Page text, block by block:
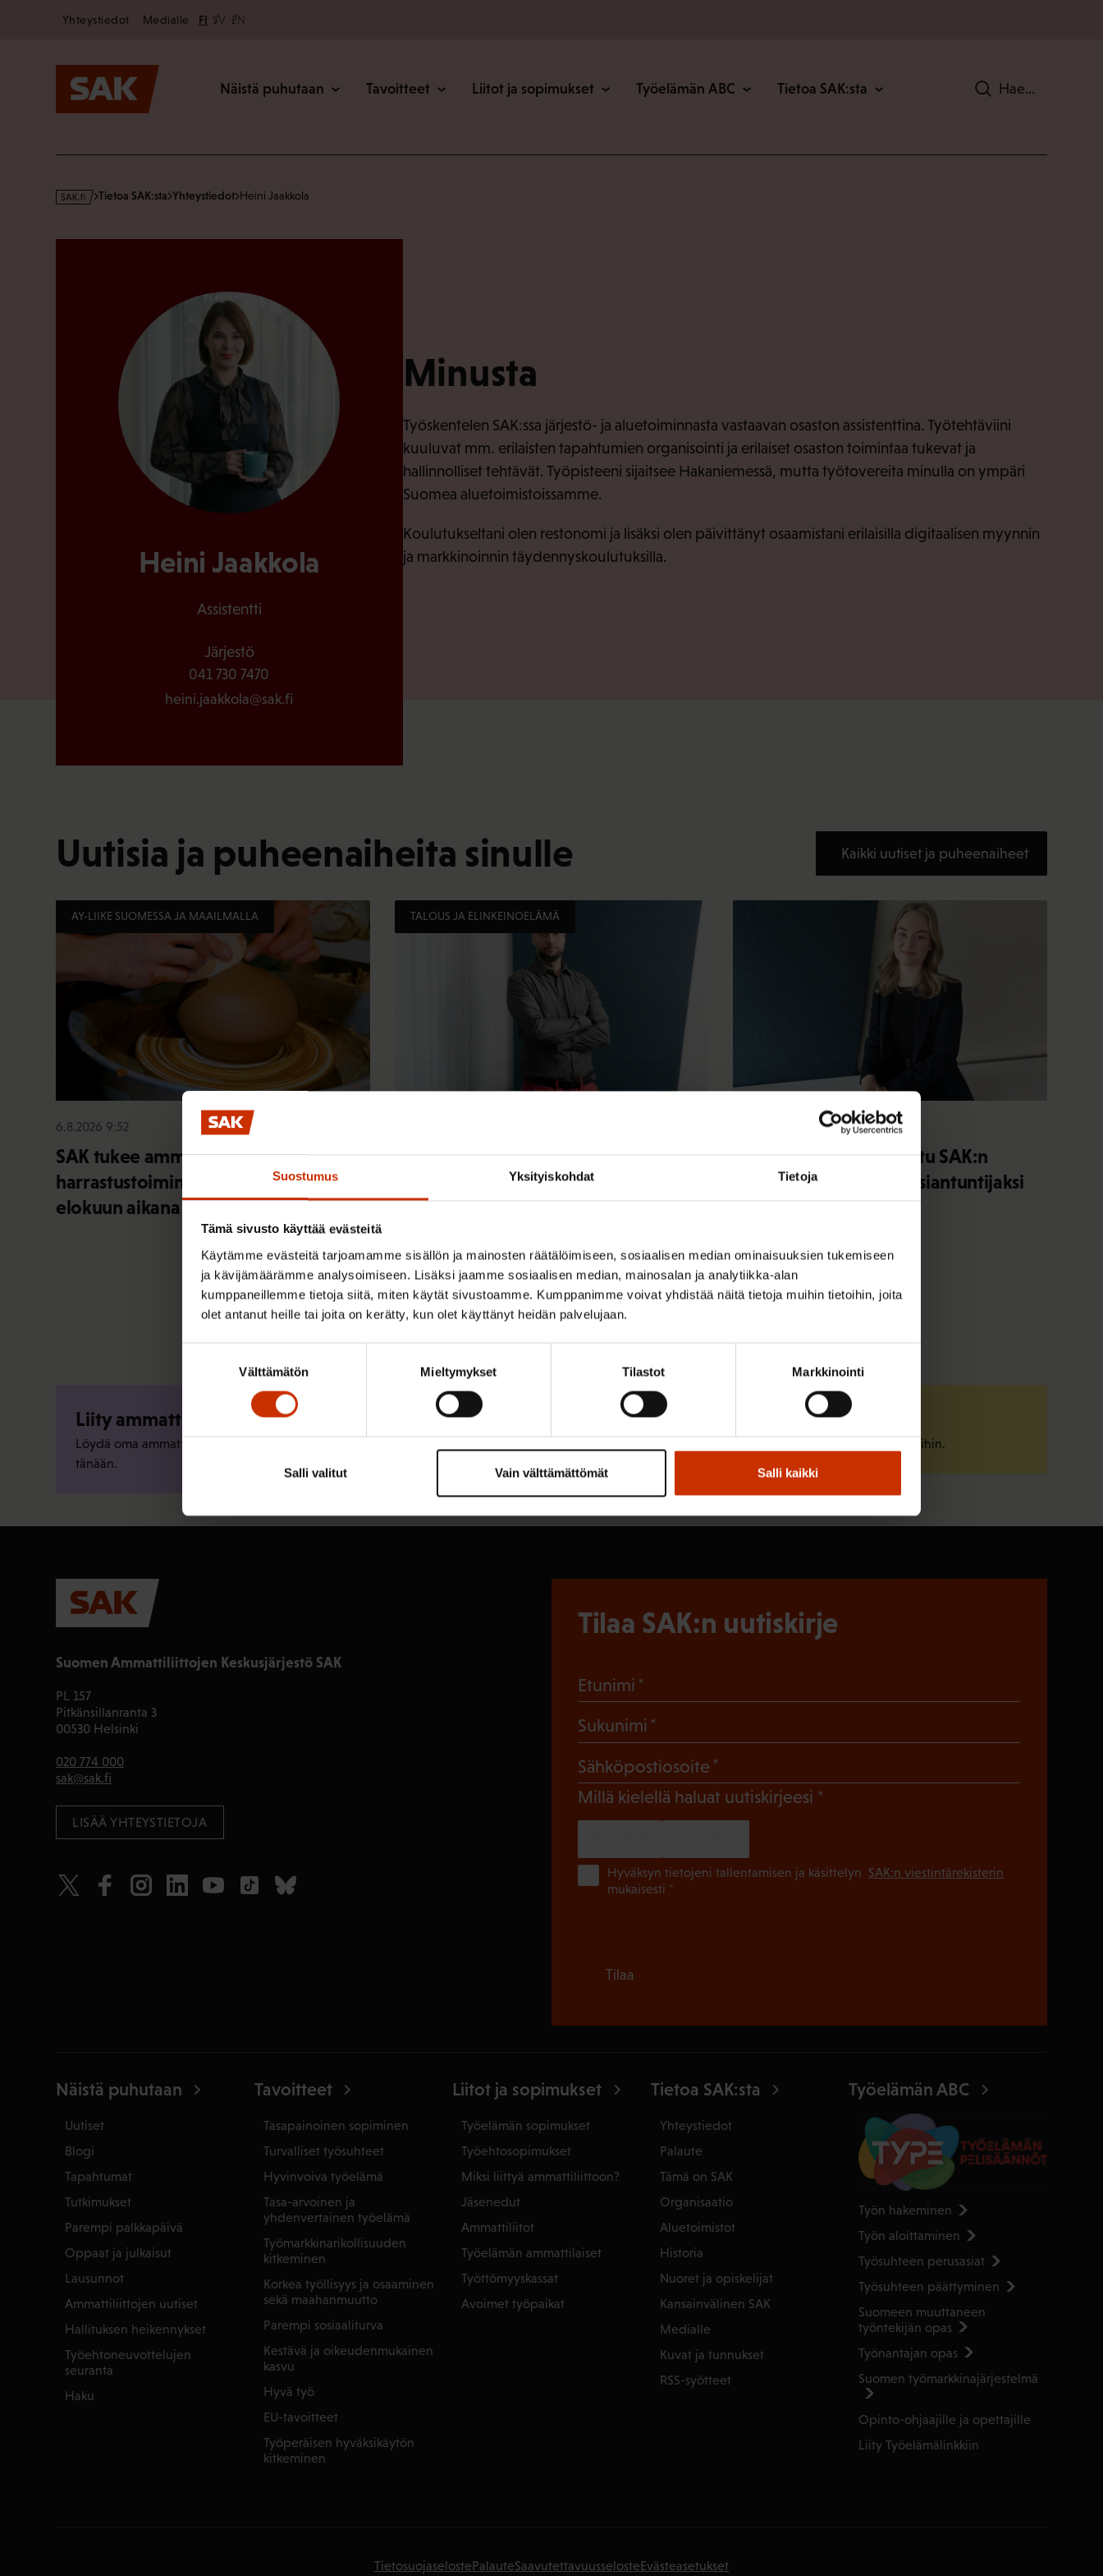
Suostumus Yksityiskohdat Tietoja
Tämä sivusto käyttää evästeitä
Käytämme evästeitä tarjoamamme sisällön ja mainosten räätälöimiseen, sosiaalisen median ominaisuuksien tukemiseen
ja kävijämäärämme analysoimiseen. Lisäksi jaamme sosiaalisen median, mainosalan ja analytiikka-alan
kumppaneillemme tietoja siitä, miten käytät sivustoamme. Kumppanimme voivat yhdistää näitä tietoja muihin tietoihin, joita
olet antanut heille tai joita on kerätty, kun olet käyttänyt heidän palvelujaan.
Välttämätön Mieltymykset Tilastot Markkinointi
Vain välttämättömät
Salli valitut Salli kaikki
Secondary
Yhteystiedot Medialle FI SV EN
Näistä puhutaan Tavoitteet Liitot ja sopimukset Työelämän ABC Tietoa SAK:sta Hae
s
Tietoa SAK:sta Yhteystiedot Heini Jaakkola
Heini Jaakkola
Assistentti
Järjestö
041 730 7470
heini.jaakkola@sak.fi
Minusta
Työskentelen SAK:ssa järjestö- ja aluetoiminnasta vastaavan osaston assistenttina. Työtehtäviini
kuuluvat mm. erilaisten tapahtumien organisointi ja erilaiset osaston toimintaa tukevat ja
hallinnolliset tehtävät. Työpisteeni sijaitsee Hakaniemessä, mutta työtovereita minulla on ympäri
Suomea aluetoimistoissamme.
Koulutukseltani olen restonomi ja lisäksi olen päivittänyt osaamistani erilaisilla digitaalisen myynnin
ja markkinoinnin täydennyskoulutuksilla.
Uutisia ja puheenaiheita sinulle Kaikki uutiset ja puheenaiheet
AY-LIIKE SUOMESSA JA MAAILMALLA
6.8.2026 9:52
SAK tukee ammattiliittojen jäsenten
harrastustoimintaa – hae apurahaa
elokuun aikana
TALOUS JA ELINKEINOELÄMÄ
Elisa Väänänen on valittu SAK:n
työsuhdeneuvonnan asiantuntijaksi
Pikalinkit
Liity ammattiliittoon
Löydä oma ammattiliittosi ja liity jo
tänään.
Pysy ajan tasalla Tunne oikeutesi
Tutustu työelämän pelisääntöihin.
Suomen Ammattiliittojen Keskusjärjestö SAK
PL 157
Pitkänsillanranta 3
00530 Helsinki
020 774 000
sak@sak.fi
LISÄÄ YHTEYSTIETOJA
Tilaa SAK:n uutiskirje
Etunimi
Sukunimi
Sähköpostiosoite
Millä kielellä haluat uutiskirjeesi (Pakollinen)
Hyväksyn tietojeni tallentamisen ja käsittelyn SAK:n viestintärekisterin
mukaisesti *
Tilaa
Näistä puhutaan
Uutiset
Blogi
Tapahtumat
Tutkimukset
Parempi palkkapäivä
Oppaat ja julkaisut
Lausunnot
Ammattiliittojen uutiset
Hallituksen heikennykset
Työehtoneuvottelujen
seuranta
Haku
Tavoitteet
Tasapainoinen sopiminen
Turvalliset työsuhteet
Hyvinvoiva työelämä
Tasa-arvoinen ja
yhdenvertainen työelämä
Työmarkkinarikollisuuden
kitkeminen
Korkea työllisyys ja osaaminen
sekä maahanmuutto
Parempi sosiaaliturva
Kestävä ja oikeudenmukainen
kasvu
Hyvä työ
EU-tavoitteet
Työperäisen hyväksikäytön
kitkeminen
Liitot ja sopimukset
Työelämän sopimukset
Työehtosopimukset
Miksi liittyä ammattiliittoon?
Jäsenedut
Ammattiliitot
Työelämän ammattilaiset
Työttömyyskassat
Avoimet työpaikat
Tietoa SAK:sta
Yhteystiedot
Palaute
Tämä on SAK
Organisaatio
Aluetoimistot
Historia
Nuoret ja opiskelijat
Kansainvälinen SAK
Medialle
Kuvat ja tunnukset
RSS-syötteet
Työelämän ABC
Työn hakeminen
Työn aloittaminen
Työsuhteen perusasiat
Työsuhteen päättyminen
Suomeen muuttaneen
työntekijän opas
Työnantajan opas
Suomen työmarkkinajärjestelmä
Opinto-ohjaajille ja opettajille
Liity Työelämälinkkiin
TietosuojaselostePalauteSaavutettavuusselosteEvästeasetukset